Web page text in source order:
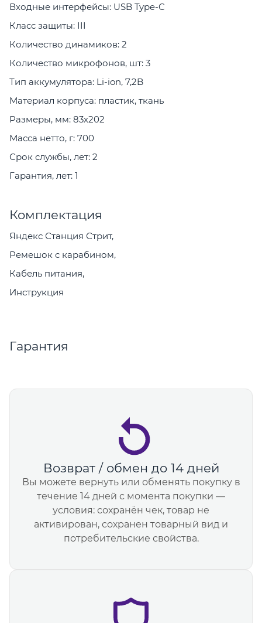
Входные интерфейсы: USB Type-C
Класс защиты: III
Количество динамиков: 2
Количество микрофонов, шт: 3
Тип аккумулятора: Li-ion, 7,2B
Материал корпуса: пластик, ткань
Размеры, мм: 83х202
Масса нетто, г: 700
Срок службы, лет: 2
Гарантия, лет: 1
Комплектация
Яндекс Станция Стрит,
Ремешок с карабином,
Кабель питания,
Инструкция
Гарантия
Возврат / обмен до 14 дней
Вы можете вернуть или обменять покупку в
течение 14 дней с момента покупки —
условия: сохранён чек, товар не
активирован, сохранен товарный вид и
потребительские свойства.